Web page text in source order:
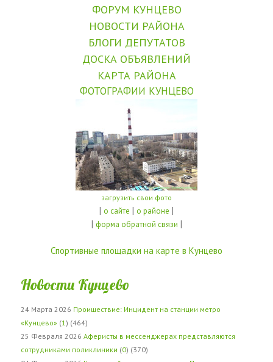
ФОРУМ КУНЦЕВО
НОВОСТИ РАЙОНА
БЛОГИ ДЕПУТАТОВ
ДОСКА ОБЪЯВЛЕНИЙ
КАРТА РАЙОНА
ФОТОГРАФИИ КУНЦЕВО
загрузить свои фото
| о сайте | о районе |
| форма обратной связи |
Спортивные площадки на карте в Кунцево
Новости Кунцево
24 Марта 2026 Проишествие: Инцидент на станции метро
«Кунцево» (1 ) (464)
25 Февраля 2026 Аферисты в мессенджерах представляются
сотрудниками поликлиники (0) (370)